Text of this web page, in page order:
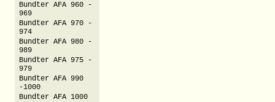
Bundter AFA 960 -
969
Bundter AFA 970 -
974
Bundter AFA 980 -
989
Bundter AFA 975 -
979
Bundter AFA 990
-1000
Bundter AFA 1000